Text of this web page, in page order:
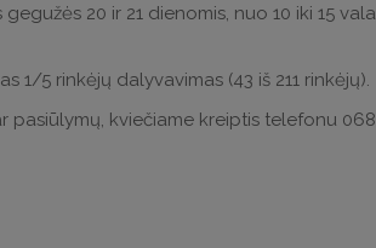
gegužės 20 ir 21 dienomis, nuo 10 iki 15
1/5 rinkėjų dalyvavimas (43 iš 211 rinkėjų).
pasiūlymų, kviečiame kreiptis telefonu